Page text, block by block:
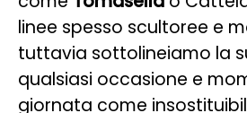
linee spesso scultoree e
tuttavia sottolineiamo la
qualsiasi occasione e
giornata come